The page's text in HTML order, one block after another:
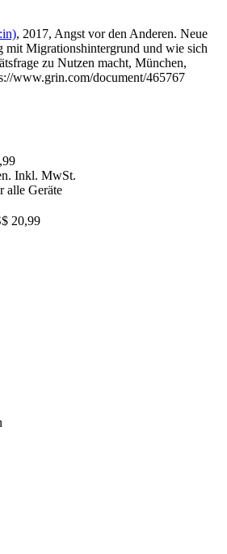
, 2017, Angst vor den Anderen. Neue
mit Migrationshintergrund und wie sich
zu Nutzen macht, München,
www.grin.com/document/465767
Inkl. MwSt.
alle Geräte
20,99